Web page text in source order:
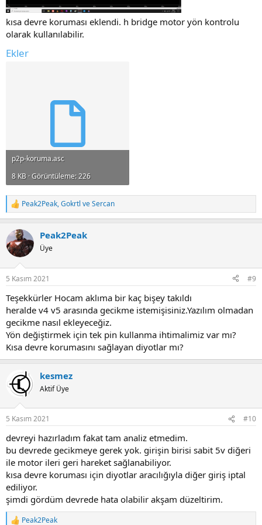
kısa devre koruması eklendi. h bridge motor yön kontrolu
olarak kullanılabilir.
Ekler
p2p-koruma.asc
8 KB · Görüntüleme: 226
R
e
c
t
i
s
Peak2Peak,Gokrtl veSercan
Peak2Peak
Üye
5 Kasım 2021 #9
Teşekkürler Hocam aklıma bir kaç bişey takıldı
heralde v4 v5 arasında gecikme istemişisiniz.Yazılım olmadan
gecikme nasıl ekleyeceğiz.
Yön değiştirmek için tek pin kullanma ihtimalimiz var mı?
Kısa devre korumasını sağlayan diyotlar mı?
kesmez
Aktif Üye
5 Kasım 2021 #10
devreyi hazırladım fakat tam analiz etmedim.
bu devrede gecikmeye gerek yok. girişin birisi sabit 5v diğeri
ile motor ileri geri hareket sağlanabiliyor.
kısa devre koruması için diyotlar aracılığıyla diğer giriş iptal
ediliyor.
şimdi gördüm devrede hata olabilir akşam düzeltirim.
Peak2Peak